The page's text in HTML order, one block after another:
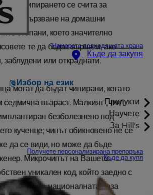
Намерете подходящата храна
Къде да закупя
Избор на език
Продукти
Научете
За Hill's
Получете персонализирана препоръка
Къде да купя
се счита за
за свързване на домашни
стопани, което значително
те да бъдат върнати, ако
заблудени или откраднати.
могат да бъдат чипирани, когато
възраст. Малкият „чип“
безболезнено под
кученце; чипът обикновено не се
да се види, но може да бъде
Микрочипът на Вашето
уникален код, който заедно с
поставя в националната база